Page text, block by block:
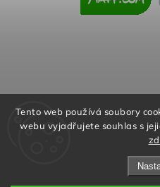
Tento web používá soubory
webu vyjadřujete souhlas s
Obchodní podmínky
Podmínky